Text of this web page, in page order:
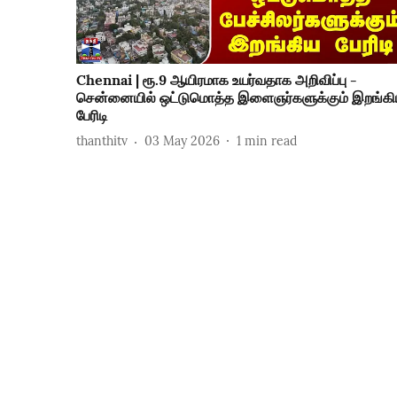
Chennai | ரூ.9 ஆயிரமாக உயர்வதாக அறிவிப்பு -
சென்னையில் ஒட்டுமொத்த இளைஞர்களுக்கும்
பேரிடி
thanthitv 03 May 2026 1 min read